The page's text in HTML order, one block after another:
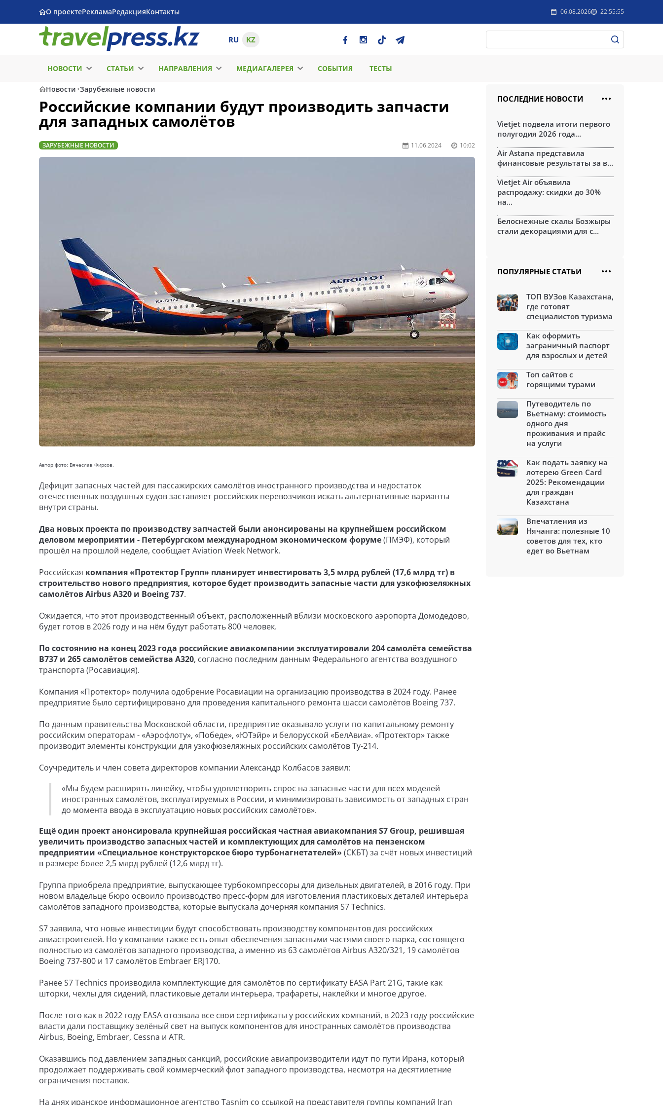
О проектеРекламаРедакцияКонтакты 06.08.2026 22:55:55
RU KZ
НОВОСТИ СТАТЬИ НАПРАВЛЕНИЯ МЕДИАГАЛЕРЕЯ СОБЫТИЯ ТЕСТЫ
Новости Зарубежные новости
Российские компании будут производить запчасти
для западных самолётов
ЗАРУБЕЖНЫЕ НОВОСТИ 11.06.2024 10:02
Автор фото: Вячеслав Фирсов.
Дефицит запасных частей для пассажирских самолётов иностранного производства и недостаток
отечественных воздушных судов заставляет российских перевозчиков искать альтернативные варианты
внутри страны.
Два новых проекта по производству запчастей были анонсированы на крупнейшем российском
деловом мероприятии - Петербургском международном экономическом форуме(ПМЭФ), который
прошёл на прошлой неделе, сообщает Aviation Week Network.
Российская компания «Протектор Групп» планирует инвестировать 3,5 млрд рублей (17,6 млрд тг) в
строительство нового предприятия, которое будет производить запасные части для узкофюзеляжных
самолётов Airbus A320 и Boeing 737.
Ожидается, что этот производственный объект, расположенный вблизи московского аэропорта Домодедово,
будет готов в 2026 году и на нём будут работать 800 человек.
По состоянию на конец 2023 года российские авиакомпании эксплуатировали 204 самолёта семейства
B737 и 265 самолётов семейства A320, согласно последним данным Федерального агентства воздушного
транспорта (Росавиация).
Компания «Протектор» получила одобрение Росавиации на организацию производства в 2024 году. Ранее
предприятие было сертифицировано для проведения капитального ремонта шасси самолётов Boeing 737.
По данным правительства Московской области, предприятие оказывало услуги по капитальному ремонту
российским операторам - «Аэрофлоту», «Победе», «ЮТэйр» и белорусской «БелАвиа». «Протектор» также
производит элементы конструкции для узкофюзеляжных российских самолётов Ту-214.
Соучредитель и член совета директоров компании Александр Колбасов заявил:
«Мы будем расширять линейку, чтобы удовлетворить спрос на запасные части для всех моделей
иностранных самолётов, эксплуатируемых в России, и минимизировать зависимость от западных стран
до момента ввода в эксплуатацию новых российских самолётов».
Ещё один проект анонсировала крупнейшая российская частная авиакомпания S7 Group, решившая
увеличить производство запасных частей и комплектующих для самолётов на пензенском
предприятии «Специальное конструкторское бюро турбонагнетателей» (СКБТ) за счёт новых инвестиций
в размере более 2,5 млрд рублей (12,6 млрд тг).
Группа приобрела предприятие, выпускающее турбокомпрессоры для дизельных двигателей, в 2016 году. При
новом владельце бюро освоило производство пресс-форм для изготовления пластиковых деталей интерьера
самолётов западного производства, которые выпускала дочерняя компания S7 Technics.
S7 заявила, что новые инвестиции будут способствовать производству компонентов для российских
авиастроителей. Но у компании также есть опыт обеспечения запасными частями своего парка, состоящего
полностью из самолётов западного производства, а именно из 63 самолётов Airbus A320/321, 19 самолётов
Boeing 737-800 и 17 самолётов Embraer ERJ170.
Ранее S7 Technics производила комплектующие для самолётов по сертификату EASA Part 21G, такие как
шторки, чехлы для сидений, пластиковые детали интерьера, трафареты, наклейки и многое другое.
После того как в 2022 году EASA отозвала все свои сертификаты у российских компаний, в 2023 году российские
власти дали поставщику зелёный свет на выпуск компонентов для иностранных самолётов производства
Airbus, Boeing, Embraer, Cessna и ATR.
Оказавшись под давлением западных санкций, российские авиапроизводители идут по пути Ирана, который
продолжает поддерживать свой коммерческий флот западного производства, несмотря на десятилетние
ограничения поставок.
На днях иранское информационное агентство Tasnim со ссылкой на представителя группы компаний Iran
ПОСЛЕДНИЕ НОВОСТИ
Vietjet подвела итоги первого
полугодия 2026 года...
Air Astana представила
финансовые результаты за в...
Vietjet Air объявила
распродажу: скидки до 30%
на...
Белоснежные скалы Бозжыры
стали декорациями для с...
ПОПУЛЯРНЫЕ СТАТЬИ
ТОП ВУЗов Казахстана,
где готовят
специалистов туризма
Как оформить
заграничный паспорт
для взрослых и детей
Топ сайтов с
горящими турами
Путеводитель по
Вьетнаму: стоимость
одного дня
проживания и прайс
на услуги
Как подать заявку на
лотерею Green Card
2025: Рекомендации
для граждан
Казахстана
Впечатления из
Нячанга: полезные 10
советов для тех, кто
едет во Вьетнам